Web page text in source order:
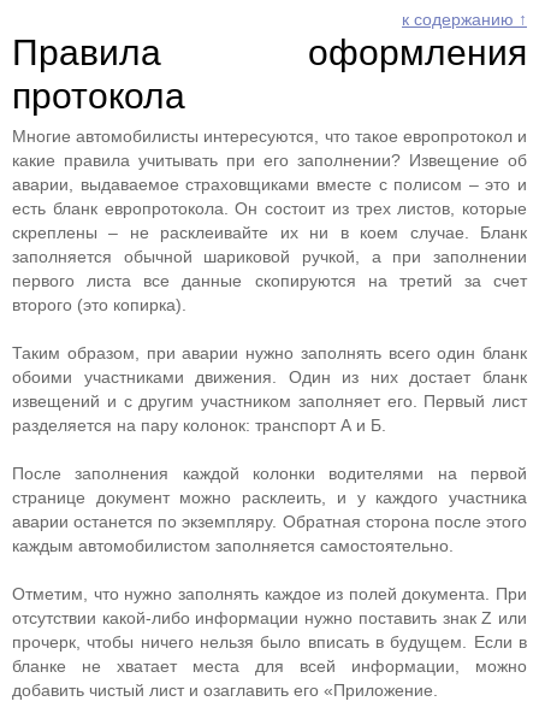
к содержанию ↑
Правила оформления
протокола
Многие автомобилисты интересуются, что такое европротокол и
какие правила учитывать при его заполнении? Извещение об
аварии, выдаваемое страховщиками вместе с полисом – это и
есть бланк европротокола. Он состоит из трех листов, которые
скреплены – не расклеивайте их ни в коем случае. Бланк
заполняется обычной шариковой ручкой, а при заполнении
первого листа все данные скопируются на третий за счет
второго (это копирка).
Таким образом, при аварии нужно заполнять всего один бланк
обоими участниками движения. Один из них достает бланк
извещений и с другим участником заполняет его. Первый лист
разделяется на пару колонок: транспорт А и Б.
После заполнения каждой колонки водителями на первой
странице документ можно расклеить, и у каждого участника
аварии останется по экземпляру. Обратная сторона после этого
каждым автомобилистом заполняется самостоятельно.
Отметим, что нужно заполнять каждое из полей документа. При
отсутствии какой-либо информации нужно поставить знак Z или
прочерк, чтобы ничего нельзя было вписать в будущем. Если в
бланке не хватает места для всей информации, можно
добавить чистый лист и озаглавить его «Приложение.